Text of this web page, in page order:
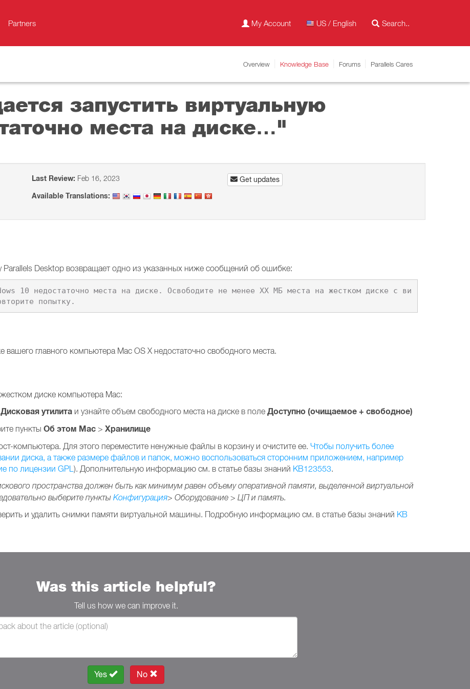
Partners My Account US / English
Overview Knowledge Base Forums Parallels Cares
запустить виртуальную
места на диске…"
Last Review: Feb 16, 2023
Available Translations:
Get updates
Desktop возвращает одно из указанных ниже сообщений об ошибке:
10 недостаточно места на диске. Освободите не менее XX MБ места на жестком диске с ви
попытку.
вашего главного компьютера Mac OS X недостаточно свободного места.
диске компьютера Mac:
Дисковая утилита и узнайте объем свободного места на диске в поле Доступно (очищаемое + свободное)
пункты Об этом Mac > Хранилище
компьютера. Для этого переместите ненужные файлы в корзину и очистите ее. Чтобы получить более
диска, а также размере файлов и папок, можно воспользоваться сторонним приложением, например
по лицензии GPL ). Дополнительную информацию см. в статье базы знаний KB123553.
пространства должен быть как минимум равен объему оперативной памяти, выделенной виртуальной
выберите пункты Конфигурация> Оборудование > ЦП и память.
и удалить снимки памяти виртуальной машины. Подробную информацию см. в статье базы знаний KB
Was this article helpful?
Tell us how we can improve it.
Yes No